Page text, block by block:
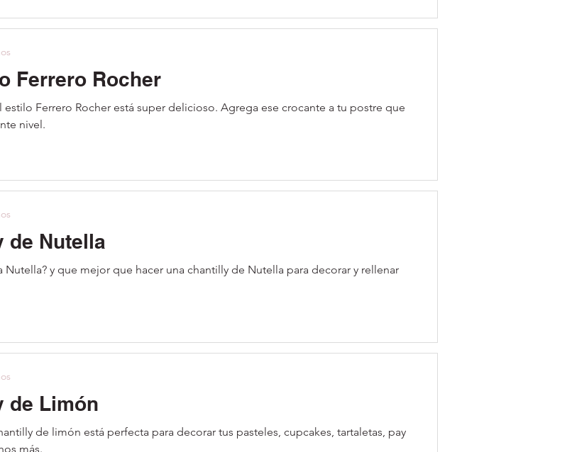
Ferrero Rocher
estilo Ferrero Rocher está super delicioso. Agrega ese crocante a tu postre que
nivel.
de Nutella
Nutella? y que mejor que hacer una chantilly de Nutella para decorar y rellenar
de Limón
de limón está perfecta para decorar tus pasteles, cupcakes, tartaletas, pay
más.